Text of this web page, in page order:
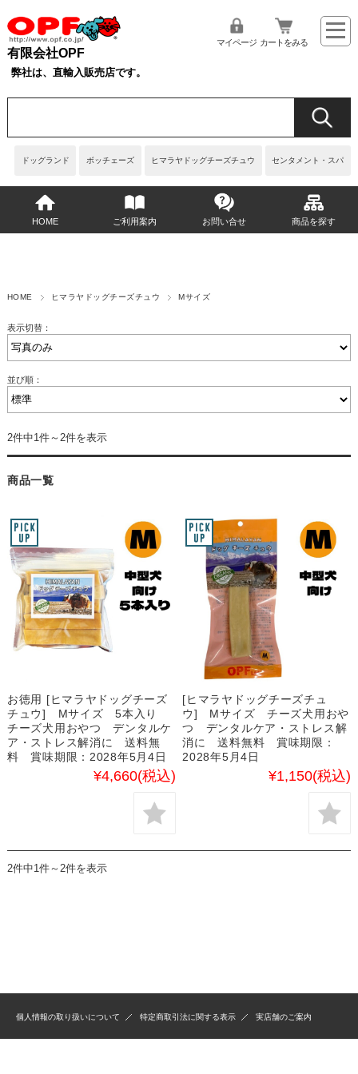
有限会社OPF
弊社は、直輸入販売店です。
ドッグランド ボッチェーズ ヒマラヤドッグチーズチュウ センタメント・スパ
マイページ カートをみる
HOME ご利用案内 お問い合せ 商品を探す
HOME ヒマラヤドッグチーズチュウ Mサイズ
表示切替：
並び順：
2件中1件～2件を表示
商品一覧
お徳用 [ヒマラヤドッグチーズ
チュウ] Mサイズ 5本入り
チーズ犬用おやつ デンタルケ
ア・ストレス解消に 送料無
料 賞味期限：2028年5月4日
¥4,660(税込)
[ヒマラヤドッグチーズチュ
ウ] Mサイズ チーズ犬用おや
つ デンタルケア・ストレス解
消に 送料無料 賞味期限：
2028年5月4日
¥1,150(税込)
2件中1件～2件を表示
個人情報の取り扱いについて 特定商取引法に関する表示 実店舗のご案内